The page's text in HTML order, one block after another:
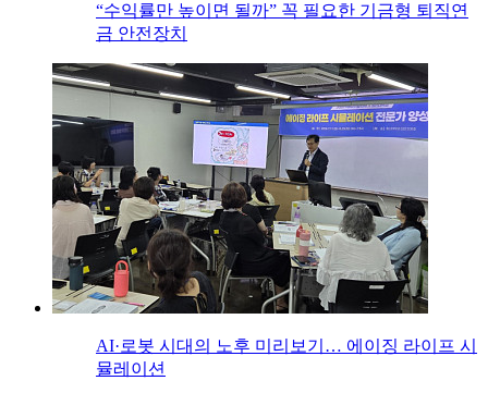
“수익률만 높이면 될까” 꼭 필요한 기금형 퇴직연
금 안전장치
AI·로봇 시대의 노후 미리보기… 에이징 라이프 시
뮬레이션